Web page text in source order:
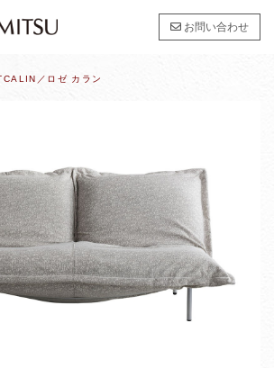
お問い合わせ
／ロゼ カラン